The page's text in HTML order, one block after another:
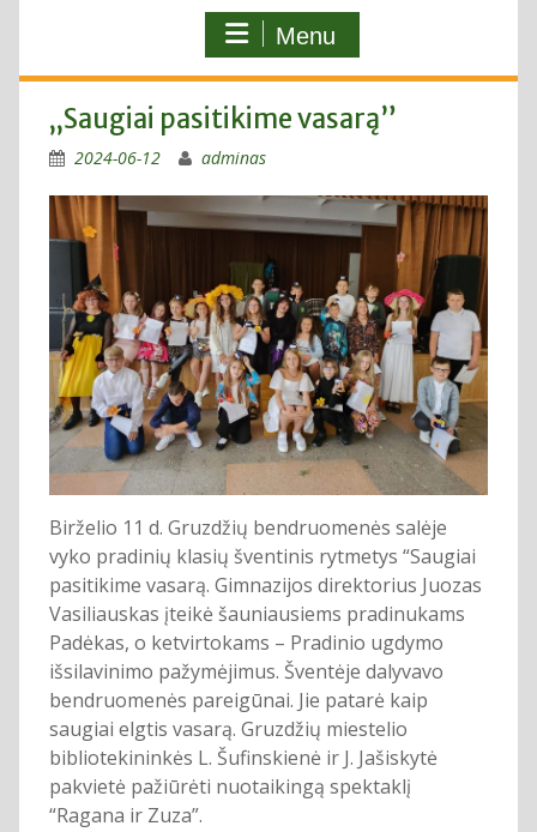
Menu
„Saugiai pasitikime vasarą”
2024-06-12 adminas
Birželio 11 d. Gruzdžių bendruomenės salėje
vyko pradinių klasių šventinis rytmetys “Saugiai
pasitikime vasarą. Gimnazijos direktorius Juozas
Vasiliauskas įteikė šauniausiems pradinukams
Padėkas, o ketvirtokams – Pradinio ugdymo
išsilavinimo pažymėjimus. Šventėje dalyvavo
bendruomenės pareigūnai. Jie patarė kaip
saugiai elgtis vasarą. Gruzdžių miestelio
bibliotekininkės L. Šufinskienė ir J. Jašiskytė
pakvietė pažiūrėti nuotaikingą spektaklį
“Ragana ir Zuza”.